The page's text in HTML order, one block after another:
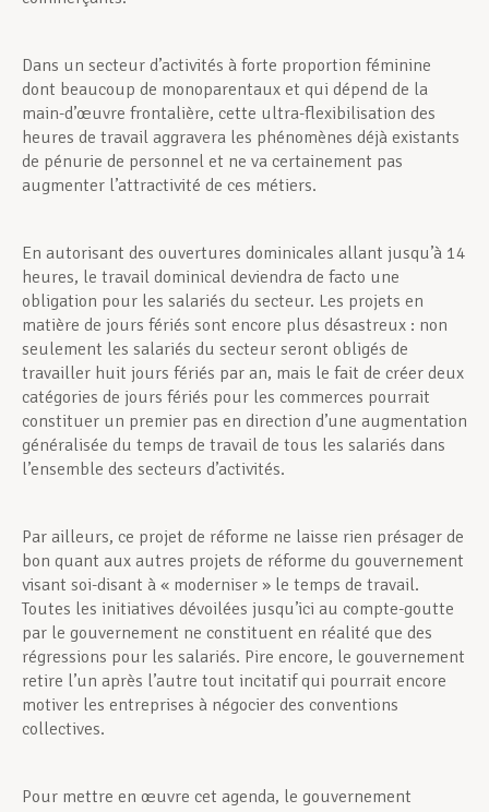
Dans un secteur d’activités à forte proportion féminine
dont beaucoup de monoparentaux et qui dépend de la
main-d’œuvre frontalière, cette ultra-flexibilisation des
heures de travail aggravera les phénomènes déjà existants
de pénurie de personnel et ne va certainement pas
augmenter l’attractivité de ces métiers.
En autorisant des ouvertures dominicales allant jusqu’à 14
heures, le travail dominical deviendra de facto une
obligation pour les salariés du secteur. Les projets en
matière de jours fériés sont encore plus désastreux : non
seulement les salariés du secteur seront obligés de
travailler huit jours fériés par an, mais le fait de créer deux
catégories de jours fériés pour les commerces pourrait
constituer un premier pas en direction d’une augmentation
généralisée du temps de travail de tous les salariés dans
l’ensemble des secteurs d’activités.
Par ailleurs, ce projet de réforme ne laisse rien présager de
bon quant aux autres projets de réforme du gouvernement
visant soi-disant à « moderniser » le temps de travail.
Toutes les initiatives dévoilées jusqu’ici au compte-goutte
par le gouvernement ne constituent en réalité que des
régressions pour les salariés. Pire encore, le gouvernement
retire l’un après l’autre tout incitatif qui pourrait encore
motiver les entreprises à négocier des conventions
collectives.
Pour mettre en œuvre cet agenda, le gouvernement